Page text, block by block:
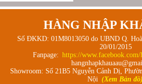
Extreme (Cam)
HÀNG NHẬP
Số ĐKKD: 01M8013050 do UBND Q.
20/01/2015
Fanpage: https://www.facebook.com/
Showroom: Số 21B5 Nguyễn Cảnh Dị,
Nội (Xem Bản đồ)